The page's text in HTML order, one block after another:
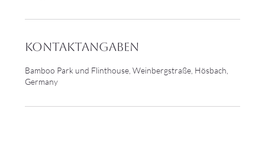
Kontaktangaben
Bamboo Park und Flinthouse, Weinbergstraße, Hösbach,
Germany